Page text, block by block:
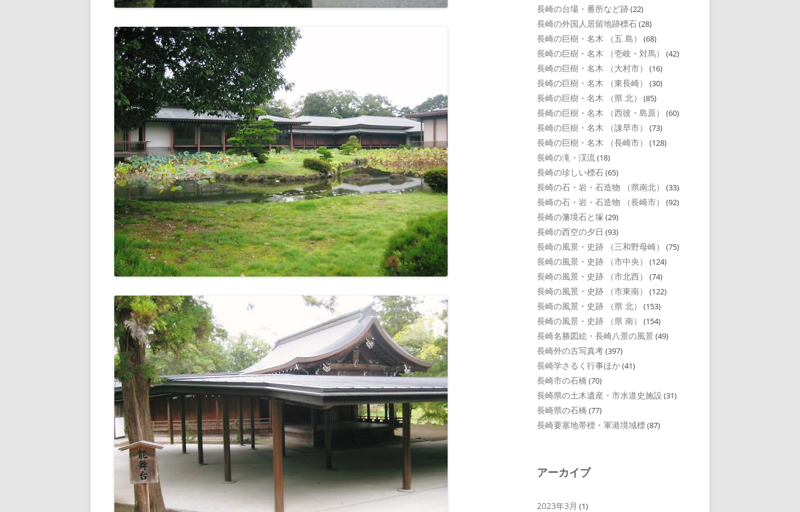
長崎の台場・番所など跡(22)
長崎の外国人居留地跡標石(28)
長崎の巨樹・名木 （五 島） (68)
長崎の巨樹・名木 （壱岐・対馬） (42)
長崎の巨樹・名木 （大村市） (16)
長崎の巨樹・名木 （東長崎） (30)
長崎の巨樹・名木 （県 北） (85)
長崎の巨樹・名木 （西彼・島原） (60)
長崎の巨樹・名木 （諌早市） (73)
長崎の巨樹・名木 （長崎市） (128)
長崎の滝・渓流(18)
長崎の珍しい標石(65)
長崎の石・岩・石造物 （県南北） (33)
長崎の石・岩・石造物 （長崎市） (92)
長崎の藩境石と塚 (29)
長崎の西空の夕日 (93)
長崎の風景・史跡 （三和野母崎） (75)
長崎の風景・史跡 （市中央） (124)
長崎の風景・史跡 （市北西） (74)
長崎の風景・史跡 （市東南） (122)
長崎の風景・史跡 （県 北） (153)
長崎の風景・史跡 （県 南） (154)
長崎名勝図絵・長崎八景の風景 (49)
長崎外の古写真考(397)
長崎学さるく行事ほか(41)
長崎市の石橋 (70)
長崎県の土木遺産・市水道史施設 (31)
長崎県の石橋 (77)
長崎要塞地帯標・軍港境域標(87)
アーカイブ
2023年3月 (1)